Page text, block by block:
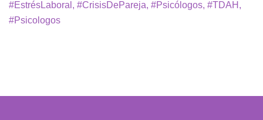
#EstrésLaboral, #CrisisDePareja, #Psicólogos, #TDAH,
#Psicologos